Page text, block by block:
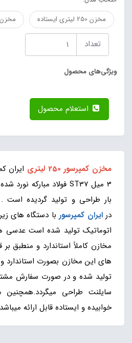
مخزن 250 لیتری ایستاده
مخزن 250 لیتری خوابیده
تعداد
ویژگی‌های محصول
مخزن کمپرسور 250 لیتری
ایران
بار طراحی و تولید گردیده
در ایران کمپرسور با دستگاه های
اتوماتیک تولید شده است عدسی
مخازن کاملاً استاندارد و منطبق
های این مخازن بصورت
تولید شده و در صورت سفارش
سایلنت طراحی
خوابیده و ایستاده قابل ارائه میباشد